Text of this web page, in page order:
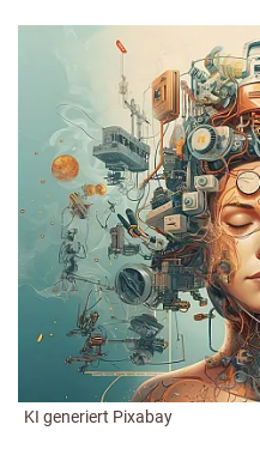
KI generiert Pixabay